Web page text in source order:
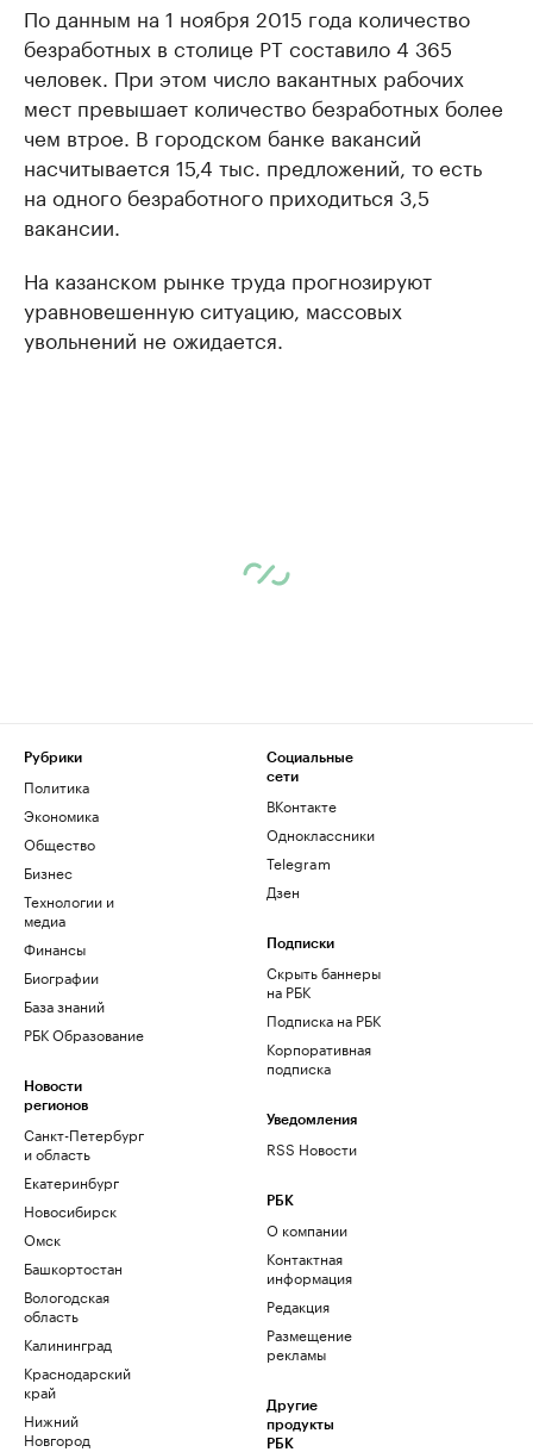
По данным на 1 ноября 2015 года количество
безработных в столице РТ составило 4 365
человек. При этом число вакантных рабочих
мест превышает количество безработных более
чем втрое. В городском банке вакансий
насчитывается 15,4 тыс. предложений, то есть
на одного безработного приходиться 3,5
вакансии.
На казанском рынке труда прогнозируют
уравновешенную ситуацию, массовых
увольнений не ожидается.
Рубрики
Политика
Экономика
Общество
Бизнес
Технологии и
медиа
Финансы
Биографии
База знаний
РБК Образование
Новости
регионов
Санкт-Петербург
и область
Екатеринбург
Новосибирск
Омск
Башкортостан
Вологодская
область
Калининград
Краснодарский
край
Нижний
Новгород
Социальные
сети
ВКонтакте
Одноклассники
Telegram
Дзен
Подписки
Скрыть баннеры
на РБК
Подписка на РБК
Корпоративная
подписка
Уведомления
RSS Новости
РБК
О компании
Контактная
информация
Редакция
Размещение
рекламы
Другие
продукты
РБК